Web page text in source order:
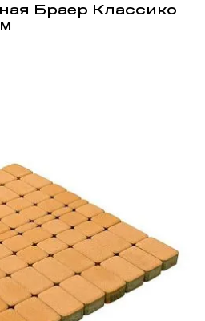
Браер Классико